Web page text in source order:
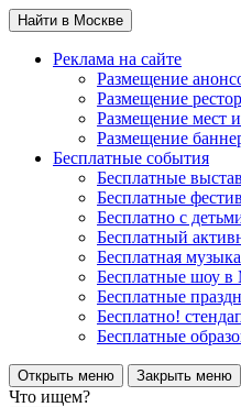
Найти в Москве
Реклама на сайте
Размещение
Размещение
Размещение мест
Размещение
Бесплатные события
Бесплатные
Бесплатные
Бесплатно с
Бесплатный
Бесплатная
Бесплатные шоу в
Бесплатные
Бесплатно!
Бесплатные
Открыть меню Закрыть меню
Что ищем?